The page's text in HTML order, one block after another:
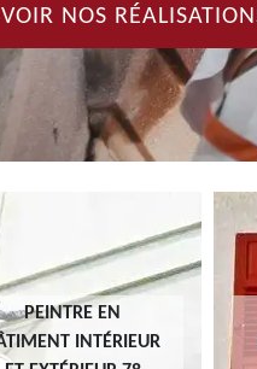
VOIR NOS
PEINTURE ET
DÉCAPAGE DE VOLET